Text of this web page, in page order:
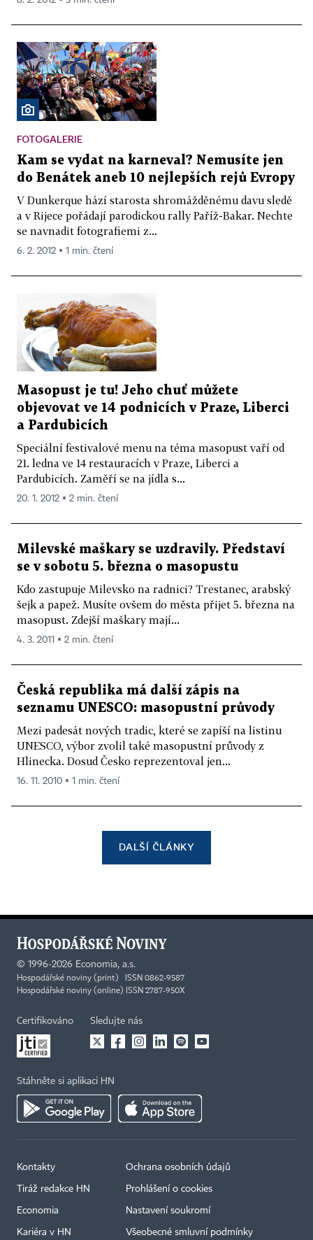
FOTOGALERIE
Kam se vydat na karneval? Nemusíte jen
do Benátek aneb 10 nejlepších rejů Evropy
V Dunkerque hází starosta shromážděnému davu sledě
a v Rijece pořádají parodickou rally Paříž-Bakar. Nechte
se navnadit fotografiemi z...
6. 2. 2012 ▪ 1 min. čtení
Masopust je tu! Jeho chuť můžete
objevovat ve 14 podnicích v Praze, Liberci
a Pardubicích
Speciální festivalové menu na téma masopust vaří od
21. ledna ve 14 restauracích v Praze, Liberci a
Pardubicích. Zaměří se na jídla s...
20. 1. 2012 ▪ 2 min. čtení
Milevské maškary se uzdravily. Představí
se v sobotu 5. března o masopustu
Kdo zastupuje Milevsko na radnici? Trestanec, arabský
šejk a papež. Musíte ovšem do města přijet 5. března na
masopust. Zdejší maškary mají...
4. 3. 2011 ▪ 2 min. čtení
Česká republika má další zápis na
seznamu UNESCO: masopustní průvody
Mezi padesát nových tradic, které se zapíší na listinu
UNESCO, výbor zvolil také masopustní průvody z
Hlinecka. Dosud Česko reprezentoval jen...
16. 11. 2010 ▪ 1 min. čtení
DALŠÍ ČLÁNKY
© 1996-2026 Economia, a.s.
Hospodářské noviny (print) ISSN 0862-9587
Hospodářské noviny (online) ISSN 2787-950X
Certifikováno Sledujte nás
Stáhněte si aplikaci HN
Kontakty
Tiráž redakce HN
Economia
Kariéra v HN
Ochrana osobních údajů
Prohlášení o cookies
Nastavení soukromí
Všeobecné smluvní podmínky